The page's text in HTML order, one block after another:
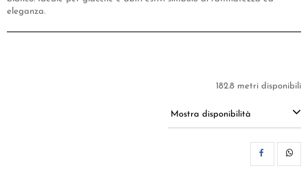
eleganza.
182.8 metri disponibili
Mostra disponibilità